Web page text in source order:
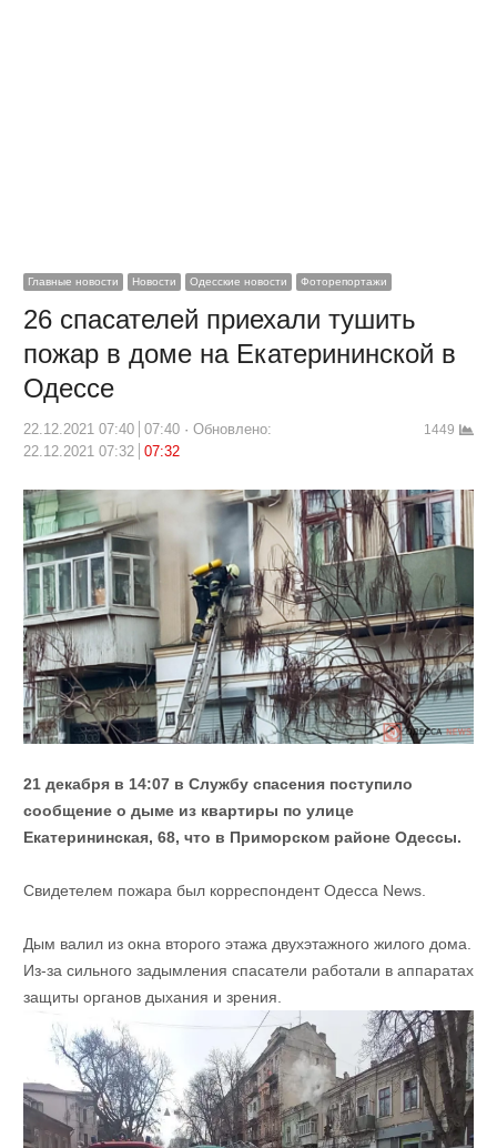
Главные новости Новости Одесские новости Фоторепортажи
26 спасателей приехали тушить
пожар в доме на Екатерининской в
Одессе
22.12.2021 07:40 07:40
Обновлено:
22.12.2021 07:32
07:32
1449
21 декабря в 14:07 в Службу спасения поступило
сообщение о дыме из квартиры по улице
Екатерининская, 68, что в Приморском районе Одессы.
Свидетелем пожара был корреспондент Одесса News.
Дым валил из окна второго этажа двухэтажного жилого дома.
Из-за сильного задымления спасатели работали в аппаратах
защиты органов дыхания и зрения.